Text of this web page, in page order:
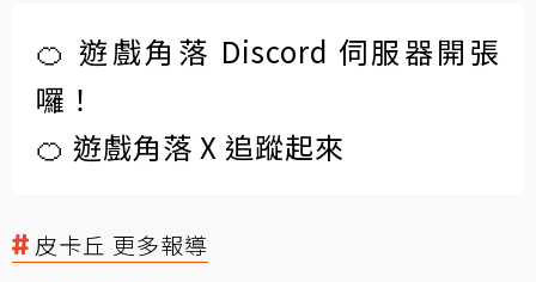
🍊 遊戲角落 Discord 伺服器開張
囉！
🍊 遊戲角落 X 追蹤起來
皮卡丘 更多報導